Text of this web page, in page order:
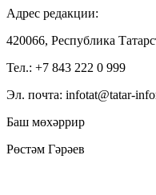
Адрес редакции:
420066, Республика
Тел.: +7 843 222 0 999
Эл. почта: infotat@tatar-
Баш мөхәррир
Рөстәм Гәрәев